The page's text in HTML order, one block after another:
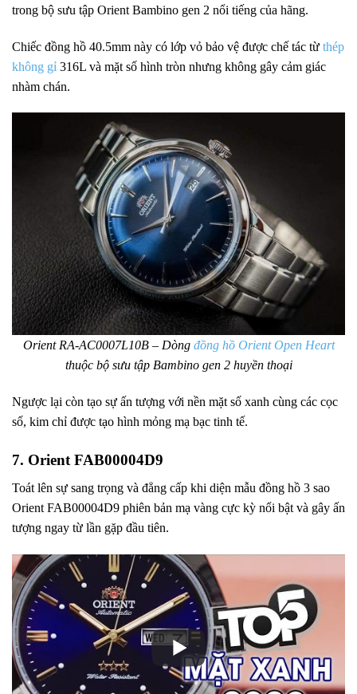
trong bộ sưu tập Orient Bambino gen 2 nổi tiếng của hãng.
Chiếc đồng hồ 40.5mm này có lớp vỏ bảo vệ được chế tác từ thép
không gỉ 316L và mặt số hình tròn nhưng không gây cảm giác
nhàm chán.
Orient RA-AC0007L10B – Dòng đồng hồ Orient Open Heart
thuộc bộ sưu tập Bambino gen 2 huyền thoại
Ngược lại còn tạo sự ấn tượng với nền mặt số xanh cùng các cọc
số, kim chỉ được tạo hình mỏng mạ bạc tinh tế.
7. Orient FAB00004D9
Toát lên sự sang trọng và đẳng cấp khi diện mẫu đồng hồ 3 sao
Orient FAB00004D9 phiên bản mạ vàng cực kỳ nổi bật và gây ấn
tượng ngay từ lần gặp đầu tiên.